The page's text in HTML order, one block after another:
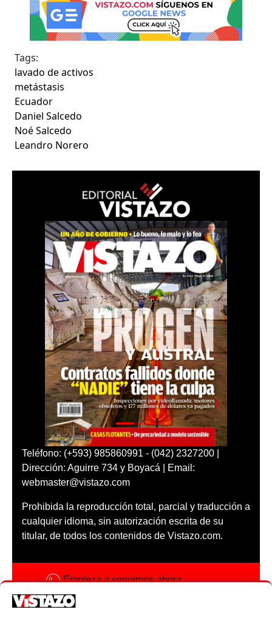
Tags:
lavado de activos
metástasis
Ecuador
Daniel Salcedo
Noé Salcedo
Leandro Norero
Teléfono: (+593) 985860991 - (042) 2327200 |
Dirección: Aguirre 734 y Boyacá | Email:
webmaster@vistazo.com
Prohibida la reproducción total, parcial y traducción a
cualquier idioma, sin autorización escrita de su
titular, de todos los contenidos de Vistazo.com.
Empieza a seguirnos ahora